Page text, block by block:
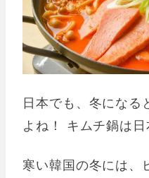
日本でも、冬になる
よね！ キムチ鍋は日
寒い韓国の冬には、